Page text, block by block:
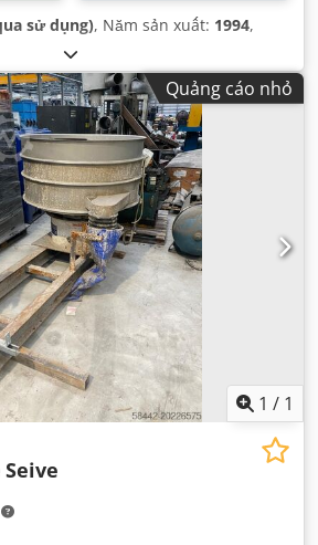
sử dụng), Năm sản xuất: 1994,
Quảng cáo nhỏ
1 / 1
Seive